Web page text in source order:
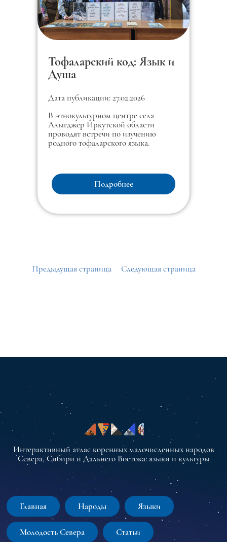
Тофаларский код: Язык и
Душа
Дата публикации: 27.02.2026
В этнокультурном центре села
Алыгджер Иркутской области
проводят встречи по изучению
родного тофаларского языка.
Подробнее
Предыдущая страница Следующая страница
Интерактивный атлас коренных малочисленных народов
Севера, Сибири и Дальнего Востока: языки и культуры
Главная Народы Языки
Молодость Севера Статьи